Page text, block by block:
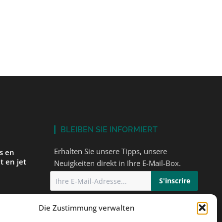
Die Zustimmung verwalten
en
en jet
BLEIBEN SIE INFORMIERT
Erhalten Sie unsere Tipps, unsere
Neuigkeiten direkt in Ihre E-Mail-Box.
zu